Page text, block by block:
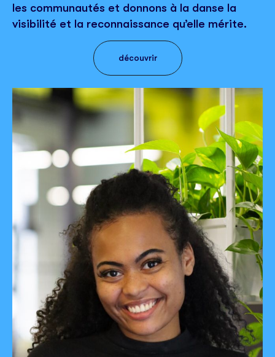
les communautés et donnons à la danse la
visibilité et la reconnaissance qu’elle mérite.
découvrir